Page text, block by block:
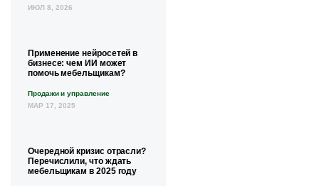
ИЮЛ 8, 2026
Применение нейросетей в
бизнесе: чем ИИ может
помочь мебельщикам?
Продажи и управление
МАР 17, 2025
Очередной кризис отрасли?
Перечислили, что ждать
мебельщикам в 2025 году